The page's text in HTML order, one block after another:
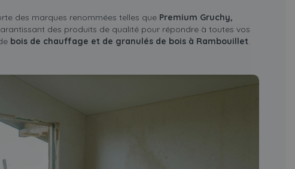
des marques renommées telles que Premium Gruchy,
des produits de qualité pour répondre à toutes vos
bois de chauffage et de granulés de bois à Rambouillet.